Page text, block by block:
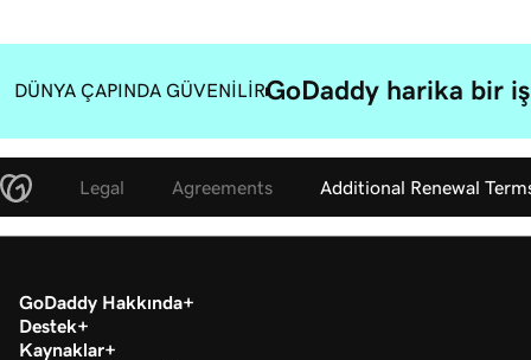
DÜNYA ÇAPINDA GÜVENİLİRGoDaddy harika bir iş
Legal Agreements Additional Renewal
GoDaddy Hakkında
Destek
Kaynaklar